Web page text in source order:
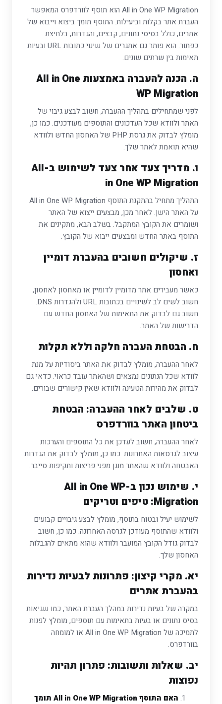
All in One WP Migration הוא תוסף לוורדפרס המאפשר
העברת אתר בקלות וביעילות. התוסף תומך ביצוא וייבוא של
אתרים, כולל בסיסי נתונים, קבצים, והגדרות, בלחיצת
כפתור. הוא פותר גם אתגרים של שינוי כתובות URL ובעיות
תאימות בין שרתים שונים.
ה. הכנה להעברה באמצעות All in One
WP Migration
לפני שמתחילים בתהליך ההעברה, חשוב לבצע גיבוי של
האתר ולוודא שכל העדכונים והתוספים מעודכנים. כמו כן,
מומלץ לבדוק את גרסת PHP של האחסון החדש ולוודא
שהיא תואמת לאתר שלך.
ו. מדריך צעד אחר צעד לשימוש ב-All
in One WP Migration
התהליך מתחיל בהתקנת התוסף All in One WP Migration
על האתר הישן. לאחר מכן, מבצעים ייצוא של האתר
ושומרים את הקובץ המתקבל. בשלב הבא, מתקינים את
התוסף באתר החדש ומבצעים ייבוא של הקובץ.
ז. שיקולים חשובים בהעברת דומיין
ואחסון
כאשר מעבירים אתר מדומיין לדומיין או מאחסון לאחסון,
חשוב לשים לב לשינויים בכתובות URL ולהגדרות DNS.
חשוב גם לבדוק את התאימות של האחסון החדש עם
הדרישות של האתר.
ח. הבטחת העברה חלקה וללא תקלות
לאחר ההעברה, מומלץ לבדוק את האתר ביסודיות על מנת
לוודא שכל הנתונים נמצאים ושהאתר עובד כראוי. כדאי גם
לבדוק את מהירות הטעינה ולוודא שאין קישורים שבורים.
ט. שלבים לאחר ההעברה: הבטחת
ביטחון האתר בוורדפרס
לאחר ההעברה, חשוב לעדכן את כל התוספים והערכות
עיצוב לגרסאות האחרונות. כמו כן, מומלץ לבדוק את הגדרות
האבטחה ולוודא שהאתר מוגן מפני פריצות ותקיפות סייבר.
י. שימוש נכון ב-All in One WP
Migration: טיפים וטריקים
לשימוש יעיל ובטוח בתוסף, מומלץ לבצע גיבויים קבועים
ולוודא שהתוסף מעודכן לגרסה האחרונה. כמו כן, חשוב
לבדוק גודל הקובץ המועבר ולוודא שהוא מתאים להגבלות
האחסון שלך.
יא. מקרי קיצון: פתרונות לבעיות נדירות
בהעברת אתרים
במקרה של בעיות נדירות במהלך העברת האתר, כמו שגיאות
בסיס נתונים או בעיות בתאימות עם תוספים, מומלץ לפנות
לתמיכה של All in One WP Migration או למומחה
בוורדפרס.
יב. שאלות ותשובות: פתרון תהיות
נפוצות
האם התוסף All in One WP Migration תומך